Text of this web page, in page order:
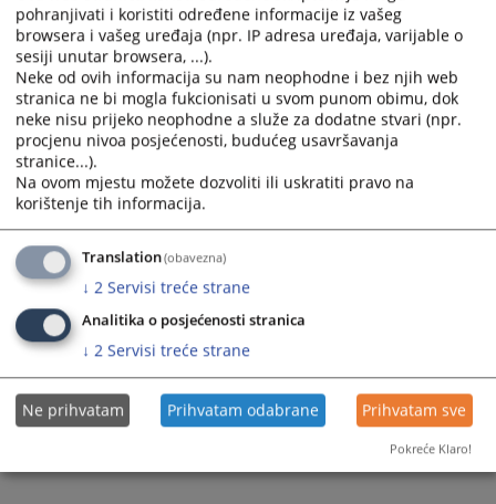
pohranjivati i koristiti određene informacije iz vašeg
browsera i vašeg uređaja (npr. IP adresa uređaja, varijable o
sesiji unutar browsera, ...).
Neke od ovih informacija su nam neophodne i bez njih web
stranica ne bi mogla fukcionisati u svom punom obimu, dok
neke nisu prijeko neophodne a služe za dodatne stvari (npr.
procjenu nivoa posjećenosti, budućeg usavršavanja
stranice...).
Na ovom mjestu možete dozvoliti ili uskratiti pravo na
korištenje tih informacija.
Translation(obavezna)
↓ 2 Servisi treće strane
Analitika o posjećenosti stranica
↓ 2 Servisi treće strane
Ne prihvatam Prihvatam odabrane Prihvatam sve
Pokreće Klaro!